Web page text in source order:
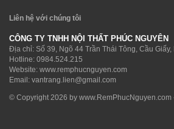
Liên hệ với chúng tôi
CÔNG TY TNHH NỘI THẤT PHÚC NGUYÊN
Địa chỉ: Số 39, Ngõ 44 Trần Thái Tông, Cầu Giấy,
Hotline: 0984.524.215
Website: www.remphucnguyen.com
Email: vantrang.lien@gmail.com
© Copyright 2026 by www.RemPhucNguyen.com